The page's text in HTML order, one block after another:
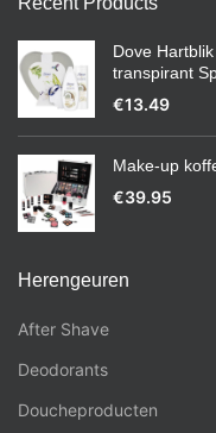
Dove
transpirant
€13.49
Make-up
€39.95
Herengeuren
After Shave
Deodorants
Doucheproducten